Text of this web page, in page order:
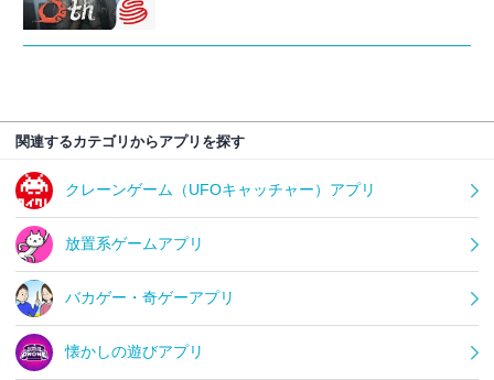
関連するカテゴリからアプリを探す
クレーンゲーム（UFOキャッチャー）アプリ
放置系ゲームアプリ
バカゲー・奇ゲーアプリ
懐かしの遊びアプリ